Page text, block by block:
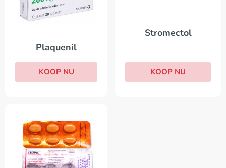
Plaquenil
KOOP NU
Stromectol
KOOP NU